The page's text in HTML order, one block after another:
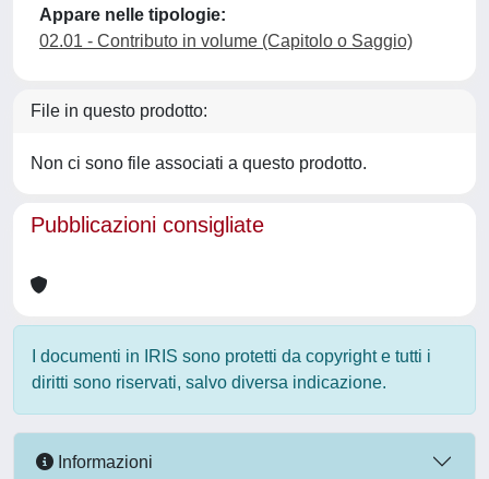
Appare nelle tipologie:
02.01 - Contributo in volume (Capitolo o Saggio)
File in questo prodotto:
Non ci sono file associati a questo prodotto.
Pubblicazioni consigliate
I documenti in IRIS sono protetti da copyright e tutti i
diritti sono riservati, salvo diversa indicazione.
Informazioni